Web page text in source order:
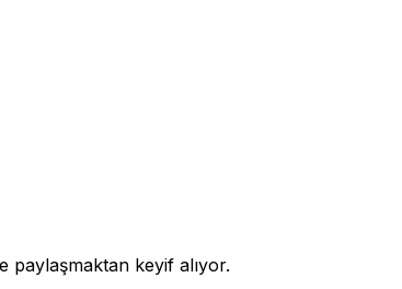
paylaşmaktan keyif alıyor.